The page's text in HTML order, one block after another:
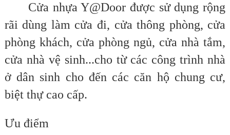
Cửa nhựa Y@Door được sử dụng rộng
rãi dùng làm cửa đi, cửa thông phòng, cửa
phòng khách, cửa phòng ngủ, cửa nhà tắm,
cửa nhà vệ sinh...cho từ các công trình nhà
ở dân sinh cho đến các căn hộ chung cư,
biệt thự cao cấp.
Ưu điểm